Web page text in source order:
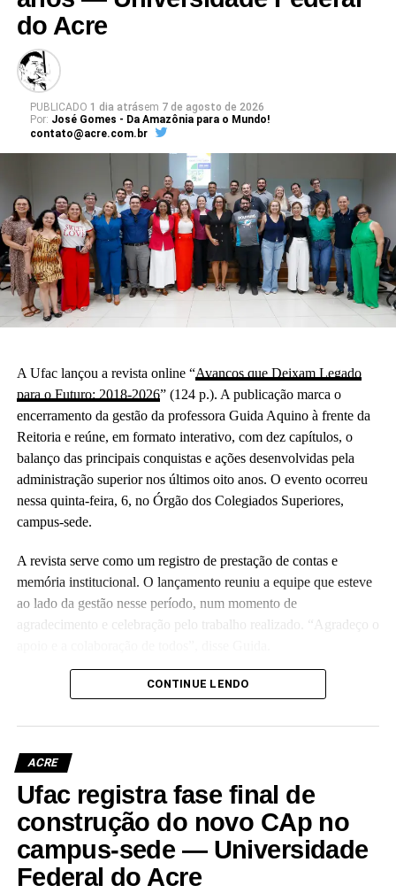
do Acre
PUBLICADO 1 dia atrásem 7 de agosto de 2026
Por: José Gomes - Da Amazônia para o Mundo!
contato@acre.com.br
A Ufac lançou a revista online “Avanços que Deixam Legado
para o Futuro: 2018-2026” (124 p.). A publicação marca o
encerramento da gestão da professora Guida Aquino à frente da
Reitoria e reúne, em formato interativo, com dez capítulos, o
balanço das principais conquistas e ações desenvolvidas pela
administração superior nos últimos oito anos. O evento ocorreu
nessa quinta-feira, 6, no Órgão dos Colegiados Superiores,
campus-sede.
A revista serve como um registro de prestação de contas e
memória institucional. O lançamento reuniu a equipe que esteve
ao lado da gestão nesse período, num momento de
agradecimento e celebração pelo trabalho realizado. “Agradeço o
(Camila Barbosa, estagiária Ascom/Ufac)
Leia Mais: UFAC
CONTINUE LENDO
ACRE
Ufac registra fase final de
construção do novo CAp no
campus-sede — Universidade
Federal do Acre